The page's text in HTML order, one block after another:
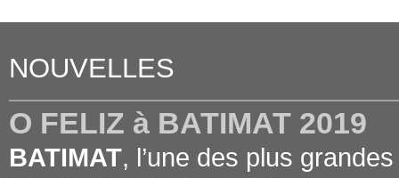
NOUVELLES
O FELIZ à BATIMAT 2019
BATIMAT, l’une des plus